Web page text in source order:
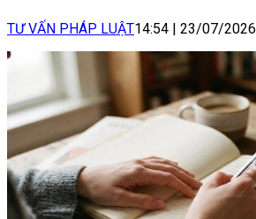
TƯ VẤN PHÁP LUẬT14:54 23/07/2026